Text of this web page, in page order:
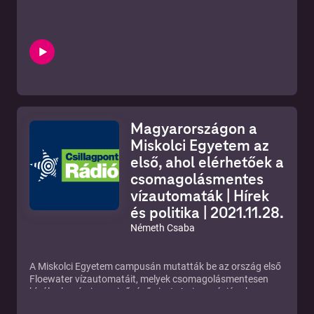
Magyarországon a
Miskolci Egyetem az
első, ahol elérhetőek a
csomagolásmentes
vízautomaták | Hírek
és politika | 2021.11.28.
Németh Csaba
A Miskolci Egyetem campusán mutatták be az ország első
Floewater vízautomatáit, melyek csomagolásmentesen
kínálnak prémium minőségű vizet. Az innovációnak